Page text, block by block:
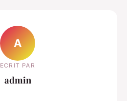
A
ECRIT PAR
admin